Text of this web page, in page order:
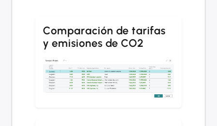
Comparación de tarifas
y emisiones de CO2